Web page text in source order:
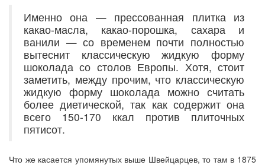
Именно она — прессованная плитка из
какао-масла, какао-порошка, сахара и
ванили — со временем почти полностью
вытеснит классическую жидкую форму
шоколада со столов Европы. Хотя, стоит
заметить, между прочим, что классическую
жидкую форму шоколада можно считать
более диетической, так как содержит она
всего 150-170 ккал против плиточных
пятисот.
Что же касается упомянутых выше Швейцарцев, то там в 1875